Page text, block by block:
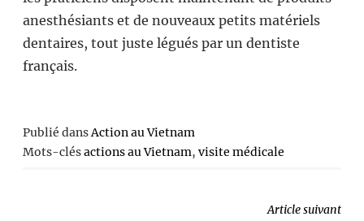
anesthésiants et de nouveaux petits matériels
dentaires, tout juste légués par un dentiste
français.
Publié dansAction au Vietnam
Mots-clésactions au Vietnam, visite médicale
Article suivant